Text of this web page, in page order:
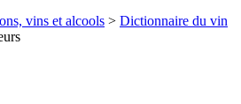
vins et alcools > Dictionnaire du vin